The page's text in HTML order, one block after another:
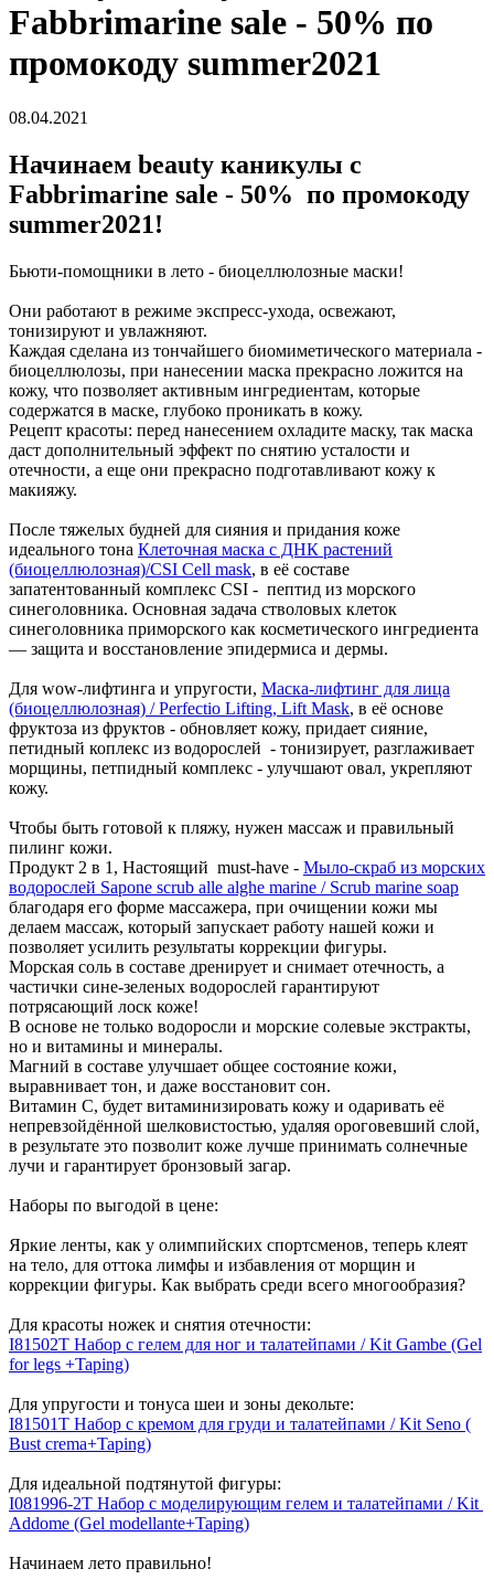
Fabbrimarine sale - 50% по
промокоду summer2021
08.04.2021
Начинаем beauty каникулы с
Fabbrimarine sale - 50% по промокоду
summer2021!
Бьюти-помощники в лето - биоцеллюлозные маски!
Они работают в режиме экспресс-ухода, освежают,
тонизируют и увлажняют.
Каждая сделана из тончайшего биомиметического материала -
биоцеллюлозы, при нанесении маска прекрасно ложится на
кожу, что позволяет активным ингредиентам, которые
содержатся в маске, глубоко проникать в кожу.
Рецепт красоты: перед нанесением охладите маску, так маска
даст дополнительный эффект по снятию усталости и
отечности, а еще они прекрасно подготавливают кожу к
макияжу.
После тяжелых будней для сияния и придания коже
идеального тона Клеточная маска с ДНК растений
(биоцеллюлозная)/CSI Cell mask, в её составе
запатентованный комплекс CSI - пептид из морского
синеголовника. Основная задача стволовых клеток
синеголовника приморского как косметического ингредиента
— защита и восстановление эпидермиса и дермы.
Для wow-лифтинга и упругости, Маска-лифтинг для лица
(биоцеллюлозная) / Perfectio Lifting, Lift Mask, в её основе
фруктоза из фруктов - обновляет кожу, придает сияние,
петидный коплекс из водорослей - тонизирует, разглаживает
морщины, петпидный комплекс - улучшают овал, укрепляют
кожу.
Чтобы быть готовой к пляжу, нужен массаж и правильный
пилинг кожи.
Продукт 2 в 1, Настоящий must-have - Мыло-скраб из морских
водорослей Sapone scrub alle alghe marine / Scrub marine soap
благодаря его форме массажера, при очищении кожи мы
делаем массаж, который запускает работу нашей кожи и
позволяет усилить результаты коррекции фигуры.
Морская соль в составе дренирует и снимает отечность, а
частички сине-зеленых водорослей гарантируют
потрясающий лоск коже!
В основе не только водоросли и морские солевые экстракты,
но и витамины и минералы.
Магний в составе улучшает общее состояние кожи,
выравнивает тон, и даже восстановит сон.
Витамин С, будет витаминизировать кожу и одаривать её
непревзойдённой шелковистостью, удаляя ороговевший слой,
в результате это позволит коже лучше принимать солнечные
лучи и гарантирует бронзовый загар.
Наборы по выгодой в цене:
Яркие ленты, как у олимпийских спортсменов, теперь клеят
на тело, для оттока лимфы и избавления от морщин и
коррекции фигуры. Как выбрать среди всего многообразия?
Для красоты ножек и снятия отечности:
I81502T Набор с гелем для ног и талатейпами / Kit Gambe (Gel
for legs +Taping)
Для упругости и тонуса шеи и зоны декольте:
I81501T Набор с кремом для груди и талатейпами / Kit Seno (
Bust crema+Taping)
Для идеальной подтянутой фигуры:
I081996-2T Набор с моделирующим гелем и талатейпами / Kit
Addome (Gel modellante+Taping)
Начинаем лето правильно!